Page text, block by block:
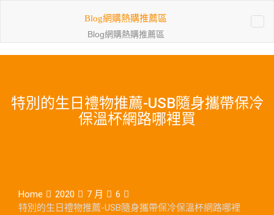
Blog網購熱購推薦區
Blog網購熱購推薦區
特別的生日禮物推薦-USB隨身攜帶保冷
保溫杯網路哪裡買
Home 2020 7 月
6
特別的生日禮物推薦-USB隨身攜帶保冷保溫杯網路哪裡